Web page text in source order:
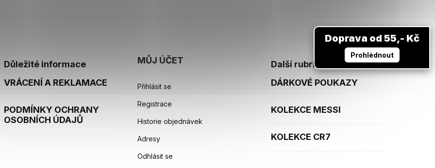
Důležité informace
VRÁCENÍ A REKLAMACE
PODMÍNKY OCHRANY
OSOBNÍCH ÚDAJŮ
MŮJ ÚČET
Přihlásit se
Registrace
Historie objednávek
Adresy
Odhlásit se
Další rubriky
DÁRKOVÉ POUKAZY
KOLEKCE MESSI
KOLEKCE CR7
Doprava od 55,- Kč
Prohlédnout